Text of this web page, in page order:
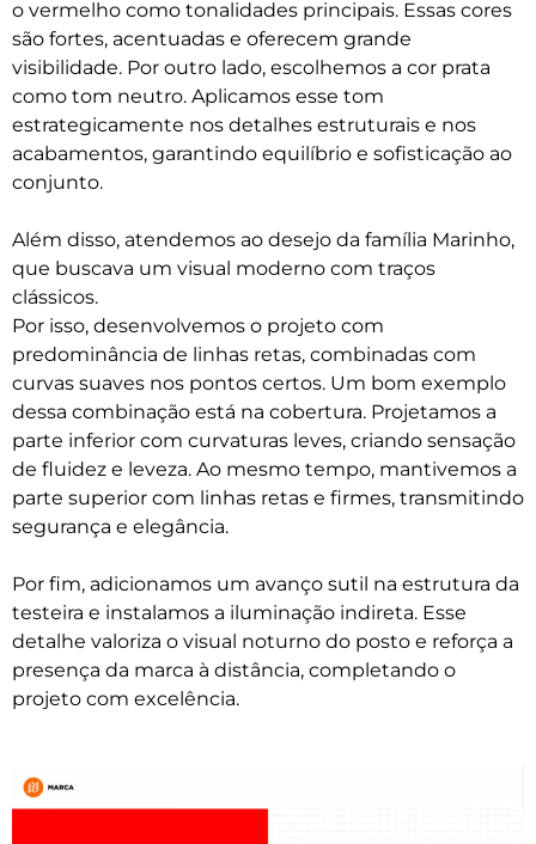
o vermelho como tonalidades principais. Essas cores
são fortes, acentuadas e oferecem grande
visibilidade. Por outro lado, escolhemos a cor prata
como tom neutro. Aplicamos esse tom
estrategicamente nos detalhes estruturais e nos
acabamentos, garantindo equilíbrio e sofisticação ao
conjunto.
Além disso, atendemos ao desejo da família Marinho,
que buscava um visual moderno com traços
clássicos.
Por isso, desenvolvemos o projeto com
predominância de linhas retas, combinadas com
curvas suaves nos pontos certos. Um bom exemplo
dessa combinação está na cobertura. Projetamos a
parte inferior com curvaturas leves, criando sensação
de fluidez e leveza. Ao mesmo tempo, mantivemos a
parte superior com linhas retas e firmes, transmitindo
segurança e elegância.
Por fim, adicionamos um avanço sutil na estrutura da
testeira e instalamos a iluminação indireta. Esse
detalhe valoriza o visual noturno do posto e reforça a
presença da marca à distância, completando o
projeto com excelência.